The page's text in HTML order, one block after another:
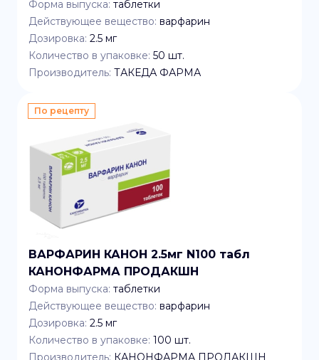
Форма выпуска: таблетки
Действующее вещество: варфарин
Дозировка: 2.5 мг
Количество в упаковке: 50 шт.
Производитель: ТАКЕДА ФАРМА
По рецепту
ВАРФАРИН КАНОН 2.5мг N100 табл
КАНОНФАРМА ПРОДАКШН
Форма выпуска: таблетки
Действующее вещество: варфарин
Дозировка: 2.5 мг
Количество в упаковке: 100 шт.
Производитель: КАНОНФАРМА ПРОДАКШН